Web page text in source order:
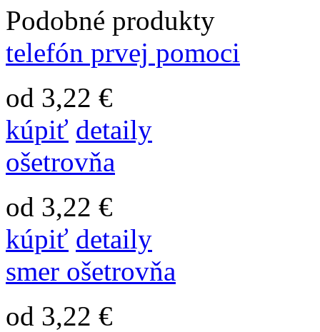
Podobné produkty
telefón prvej pomoci
od 3,22 €
kúpiť detaily
ošetrovňa
od 3,22 €
kúpiť detaily
smer ošetrovňa
od 3,22 €